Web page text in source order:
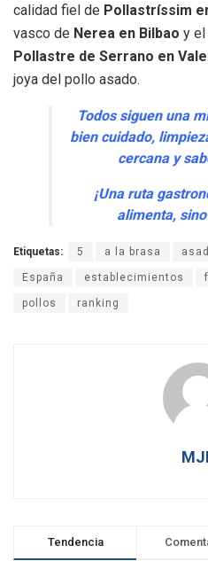
calidad fiel de Pollastríssim
vasco de Nerea en Bilbao y el
Pollastre de Serrano en
joya del pollo asado.
Todos siguen una
bien cuidado,
cercana y
¡Una ruta
alimenta,
Etiquetas: 5 a la brasa
España establecimientos
pollos ranking
Tendencia